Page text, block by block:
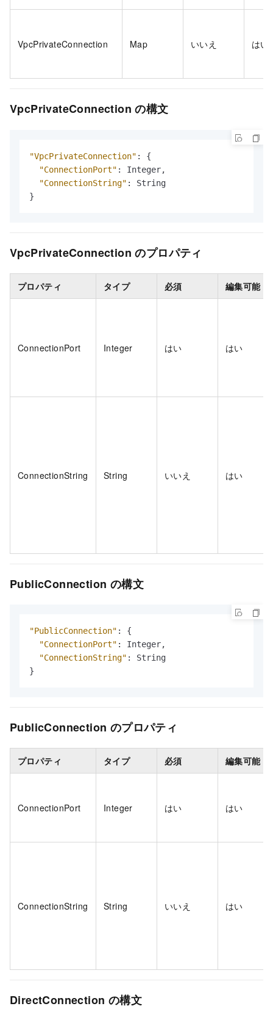
VpcPrivateConnection Map いいえ はい
VpcPrivateConnection の構文
"VpcPrivateConnection" :
{
"ConnectionPort" : Integer,
"ConnectionString" :
}
VpcPrivateConnection のプロパティ
プロパティ タイプ 必須 編集可能
ConnectionPort Integer はい はい
ConnectionString String いいえ はい
PublicConnection の構文
"PublicConnection" :
{
"ConnectionPort" : Integer,
"ConnectionString" :
}
PublicConnection のプロパティ
プロパティ タイプ 必須 編集可能
ConnectionPort Integer はい はい
ConnectionString String いいえ はい
DirectConnection の構文